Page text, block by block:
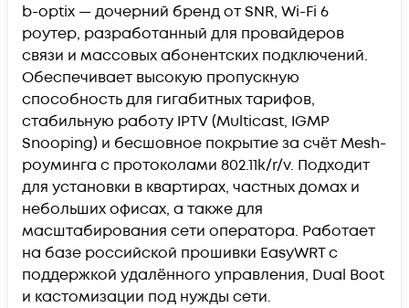
b-optix —дочерний бренд отSNR, Wi-Fi 6
роутер, разработанный для провайдеров
связи и массовых абонентских подключений.
Обеспечивает высокую пропускную
способность для гигабитных тарифов,
стабильную работу IPTV (Multicast, IGMP
Snooping) и бесшовное покрытие за счётMesh-
роуминга с протоколами 802.11k/r/v. Подходит
для установки в квартирах, частных домах и
небольших офисах, а также для
масштабирования сети оператора. Работает
на базе российской прошивки EasyWRTс
поддержкой удалённого управления, Dual Boot
и кастомизации под нужды сети.